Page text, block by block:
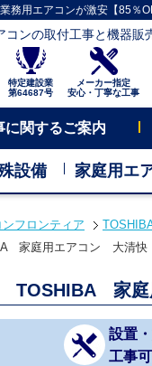
業務用エアコンが激安【85％
コンの取付工事と機器販
特定建設業
第64687号
メーカー指定
安心・丁寧な工事
に関するご案内
設備 家庭用エ
フロンティア
家庭用エアコン 大清
TOSHIBA 家
設置
工事